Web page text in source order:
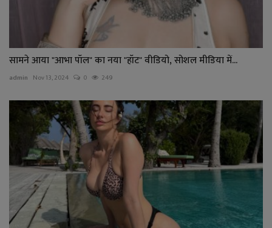
सामने आया "आभा पॉल" का नया "हॉट" वीडियो, सोशल मीडिया में...
admin Nov 13, 2024 0 249